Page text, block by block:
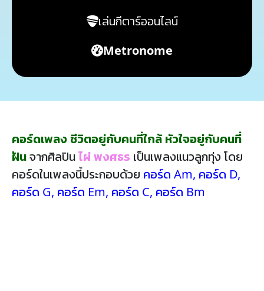
เล่นกีตาร์ออนไลน์
Metronome
คอร์ดเพลง ชีวิตอยู่กับคนที่ใกล้ หัวใจอยู่กับคนที่
ฝันจากศิลปินไผ่ พงศธร เป็นเพลงแนวลูกทุ่ง โดย
คอร์ดในเพลงนี้ประกอบด้วย คอร์ด Am, คอร์ด D,
คอร์ด G, คอร์ด Em, คอร์ด C, คอร์ด Bm